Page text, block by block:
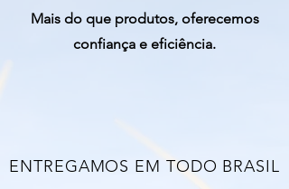
Mais do que produtos, oferecemos
confiança e eficiência.
ENTREGAMOS EM TODO BRASIL